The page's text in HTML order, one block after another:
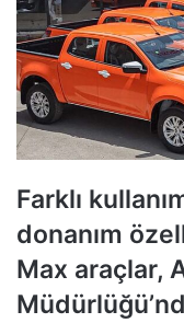
Farklı
donanım
Max araçlar,